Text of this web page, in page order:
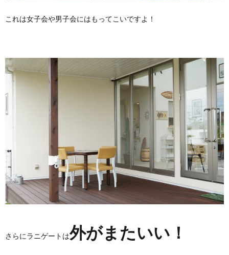
これは女子会や男子会にはもってこいですよ！
さらにラニゲートは外がまたいい！